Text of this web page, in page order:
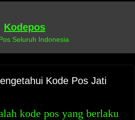
Kodepos
Seluruh Indonesia
Kode Pos Jati
kode pos yang berlaku